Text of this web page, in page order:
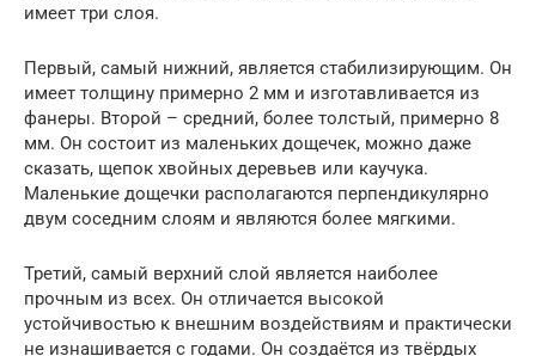
имеет три слоя.
Первый, самый нижний, является стабилизирующим. Он
имеет толщину примерно 2 мм и изготавливается из
фанеры. Второй – средний, более толстый, примерно 8
мм. Он состоит из маленьких дощечек, можно даже
сказать, щепок хвойных деревьев или каучука.
Маленькие дощечки располагаются перпендикулярно
двум соседним слоям и являются более мягкими.
Третий, самый верхний слой является наиболее
прочным из всех. Он отличается высокой
устойчивостью к внешним воздействиям и практически
не изнашивается с годами. Он создаётся из твёрдых